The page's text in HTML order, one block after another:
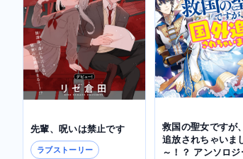
先輩、呪いは禁止です
ラブストーリー
救国の聖女ですが
追放されちゃいま
～！？ アンソロジ